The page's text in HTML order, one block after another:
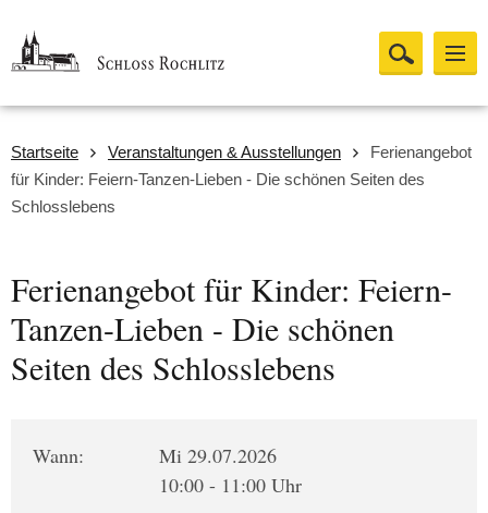
Startseite Veranstaltungen & Ausstellungen
Ferienangebot
für Kinder: Feiern-Tanzen-Lieben - Die schönen Seiten des
Schlosslebens
Ferienangebot für Kinder: Feiern-
Tanzen-Lieben - Die schönen
Seiten des Schlosslebens
Wann:
Mi 29.07.2026
10:00 - 11:00 Uhr